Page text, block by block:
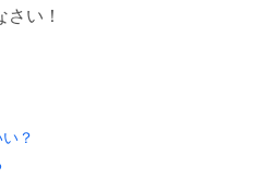
い！
？